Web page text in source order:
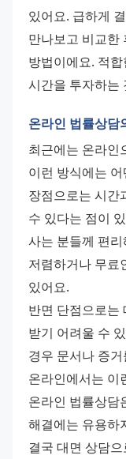
있어요. 급하게
만나보고 비교한
방법이에요. 적
시간을 투자하는
온라인 법률상담
최근에는 온라인
이런 방식에는
장점으로는 시간
수 있다는 점이
사는 분들께 편
저렴하거나 무료
있어요.
반면 단점으로는
받기 어려울 수
경우 문서나 증
온라인에서는 이
온라인 법률상담
해결에는 유용하
결국 대면 상담